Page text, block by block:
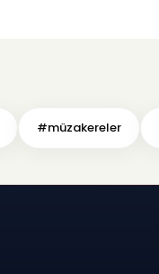
#müzakereler